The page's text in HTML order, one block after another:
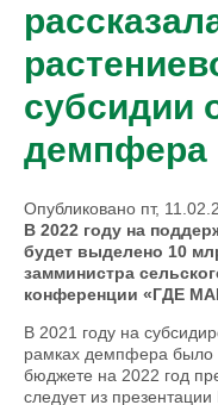
субсидии
демпфера
Опубликовано пт,
В 2022 году на
будет выделено 10
замминистра
конференции «ГДЕ
В 2021 году на
рамках демпфера было
бюджете на 2022 год
следует из